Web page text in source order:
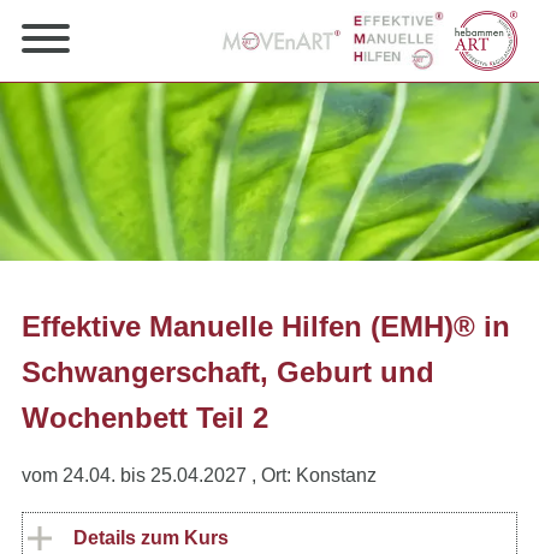
Effektive Manuelle Hilfen (EMH)® in
Schwangerschaft, Geburt und
Wochenbett Teil 2
vom 24.04. bis 25.04.2027 , Ort: Konstanz
Details zum Kurs